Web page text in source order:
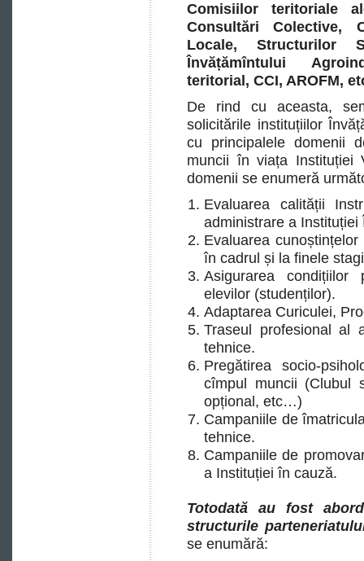
Comisiilor teritoriale
Consultări Colective,
Locale, Structurilor
Învățămîntului
teritorial, CCI, AROFM,
De rind cu aceasta,
solicitările instituțiilor
cu principalele domenii
muncii în viața Instituției
domenii se enumeră
Evaluarea calității
administrare a Instituției
Evaluarea
în cadrul și la finele
Asigurarea
elevilor (studenților).
Adaptarea Curiculei,
Traseul profesional al
tehnice.
Pregătirea socio-
cîmpul muncii (Clubul
opțional, etc…)
Campaniile de
tehnice.
Campaniile de
a Instituției în cauză.
Totodată au fost
structurile
se enumără: